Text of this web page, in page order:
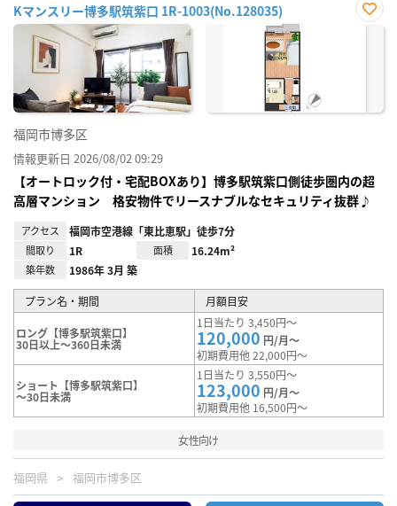
Kマンスリー博多駅筑紫口 1R-1003(No.128035)
お気
福岡市博多区
情報更新日 2026/08/02 09:29
【オートロック付・宅配BOXあり】博多駅筑紫口側徒歩圏内の超
高層マンション 格安物件でリースナブルなセキュリティ抜群♪
アクセス 福岡市空港線「東比恵駅」徒歩7分
間取り 1R 面積 16.24m²
築年数 1986年 3月 築
プラン名・期間 月額目安
ロング【博多駅筑紫口】
30日以上～360日未満
1日当たり 3,450円～
120,000 円/月～
初期費用他 22,000円～
ショート【博多駅筑紫口】
～30日未満
1日当たり 3,550円～
123,000 円/月～
初期費用他 16,500円～
女性向け
福岡県 福岡市博多区